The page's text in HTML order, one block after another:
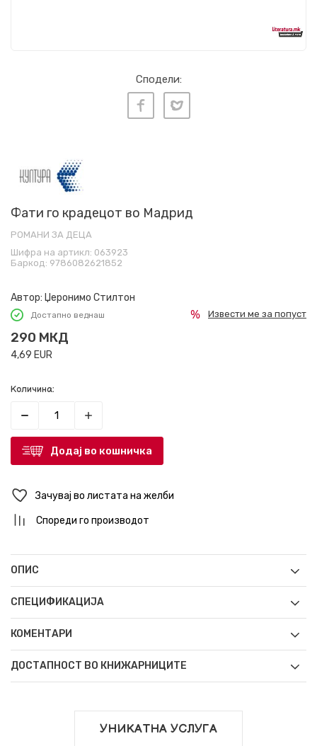
Сподели:
Фати го крадецот во Мадрид
РОМАНИ ЗА ДЕЦА
Шифра на артикл: 063923
Баркод: 9786082621852
Автор: Џеронимо Стилтон
Достапно веднаш
290 МКД
4,69 EUR
Извести ме за попуст
Количина:
Додај во кошничка
Зачувај во листата на желби
Спореди го производот
ОПИС
СПЕЦИФИКАЦИЈА
КОМЕНТАРИ
ДОСТАПНОСТ ВО КНИЖАРНИЦИТЕ
УНИКАТНА УСЛУГА